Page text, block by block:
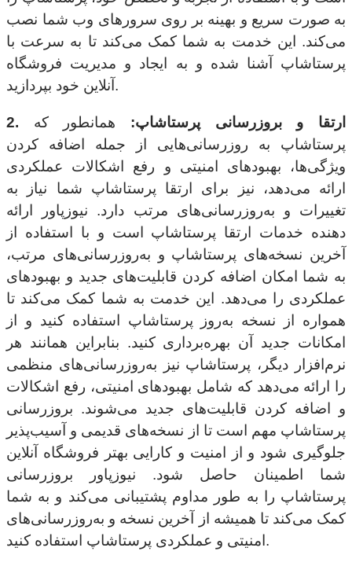
به صورت سریع و بهینه بر روی سرورهای وب شما نصب
می‌کند. این خدمت به شما کمک می‌کند تا به سرعت با
پرستاشاپ آشنا شده و به ایجاد و مدیریت فروشگاه
آنلاین خود بپردازید.
2. ارتقا و بروزرسانی پرستاشاپ: همانطور که
پرستاشاپ به روزرسانی‌هایی از جمله اضافه کردن
ویژگی‌ها، بهبودهای امنیتی و رفع اشکالات عملکردی
ارائه می‌دهد، نیز برای ارتقا پرستاشاپ شما نیاز به
تغییرات و به‌روزرسانی‌های مرتب دارد. نیوزپاور ارائه
دهنده خدمات ارتقا پرستاشاپ است و با استفاده از
آخرین نسخه‌های پرستاشاپ و به‌روزرسانی‌های مرتب،
به شما امکان اضافه کردن قابلیت‌های جدید و بهبودهای
عملکردی را می‌دهد. این خدمت به شما کمک می‌کند تا
همواره از نسخه به‌روز پرستاشاپ استفاده کنید و از
امکانات جدید آن بهره‌برداری کنید. بنابراین همانند هر
نرم‌افزار دیگر، پرستاشاپ نیز به‌روزرسانی‌های منظمی
را ارائه می‌دهد که شامل بهبودهای امنیتی، رفع اشکالات
و اضافه کردن قابلیت‌های جدید می‌شوند. بروزرسانی
پرستاشاپ مهم است تا از نسخه‌های قدیمی و آسیب‌پذیر
جلوگیری شود و از امنیت و کارایی بهتر فروشگاه آنلاین
شما اطمینان حاصل شود. نیوزپاور بروزرسانی
پرستاشاپ را به طور مداوم پشتیبانی می‌کند و به شما
کمک می‌کند تا همیشه از آخرین نسخه و به‌روزرسانی‌های
امنیتی و عملکردی پرستاشاپ استفاده کنید.